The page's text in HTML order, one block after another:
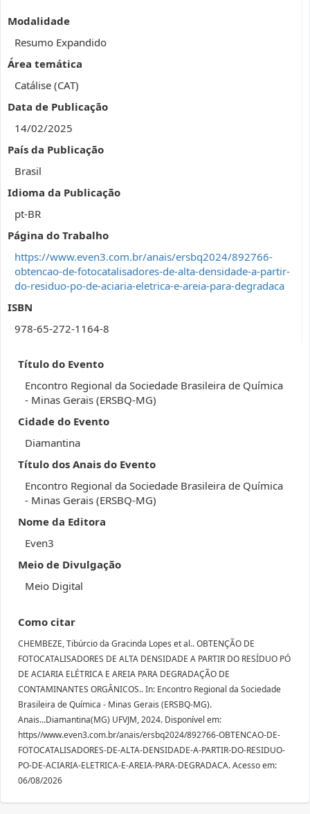
Modalidade
Resumo Expandido
Área temática
Catálise (CAT)
Data de Publicação
14/02/2025
País da Publicação
Brasil
Idioma da Publicação
pt-BR
Página do Trabalho
https://www.even3.com.br/anais/ersbq2024/892766-
obtencao-de-fotocatalisadores-de-alta-densidade-a-partir-
do-residuo-po-de-aciaria-eletrica-e-areia-para-degradaca
ISBN
978-65-272-1164-8
Título do Evento
Encontro Regional da Sociedade Brasileira de Química
- Minas Gerais (ERSBQ-MG)
Cidade do Evento
Diamantina
Título dos Anais do Evento
Encontro Regional da Sociedade Brasileira de Química
- Minas Gerais (ERSBQ-MG)
Nome da Editora
Even3
Meio de Divulgação
Meio Digital
Como citar
CHEMBEZE, Tibúrcio da Gracinda Lopes et al.. OBTENÇÃO DE
FOTOCATALISADORES DE ALTA DENSIDADE A PARTIR DO RESÍDUO PÓ
DE ACIARIA ELÉTRICA E AREIA PARA DEGRADAÇÃO DE
CONTAMINANTES ORGÂNICOS.. In: Encontro Regional da Sociedade
Brasileira de Química - Minas Gerais (ERSBQ-MG).
Anais...Diamantina(MG) UFVJM, 2024. Disponível em:
https//www.even3.com.br/anais/ersbq2024/892766-OBTENCAO-DE-
FOTOCATALISADORES-DE-ALTA-DENSIDADE-A-PARTIR-DO-RESIDUO-
PO-DE-ACIARIA-ELETRICA-E-AREIA-PARA-DEGRADACA. Acesso em:
06/08/2026